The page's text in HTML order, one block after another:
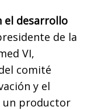
el desarrollo
de la
VI,
comité
y el
un productor